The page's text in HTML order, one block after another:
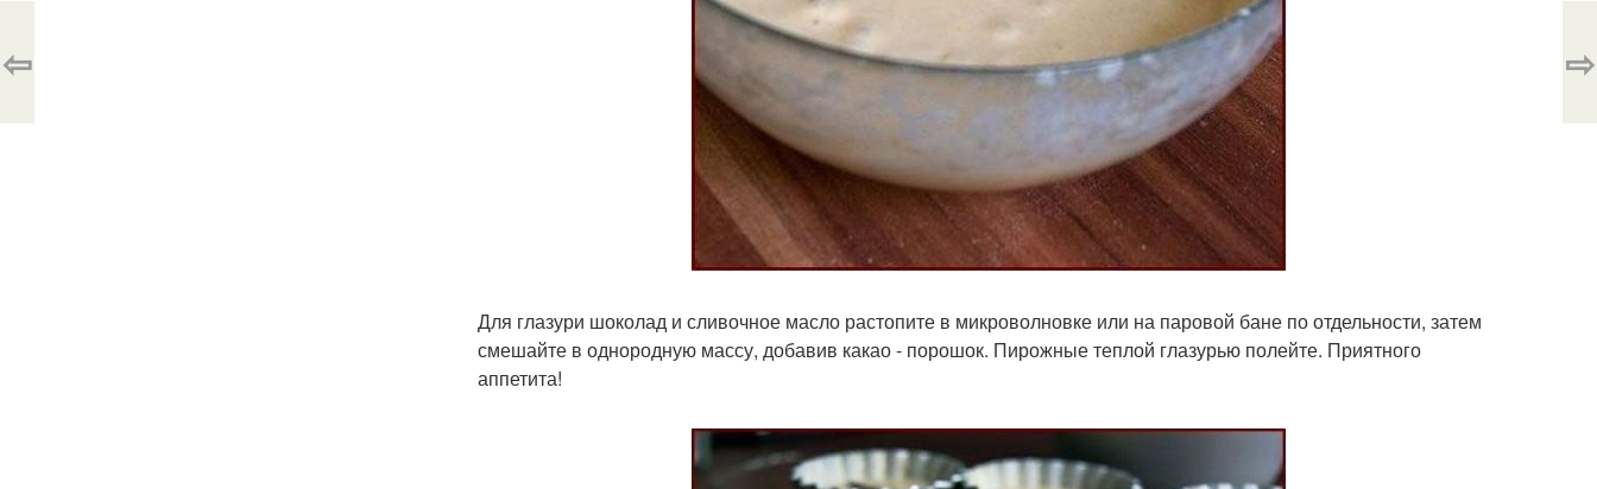
Для глазури шоколад и сливочное масло растопите в микроволновке или на паровой бане по отдельности, затем
смешайте в однородную массу, добавив какао - порошок. Пирожные теплой глазурью полейте. Приятного
аппетита!
⇦ ⇨